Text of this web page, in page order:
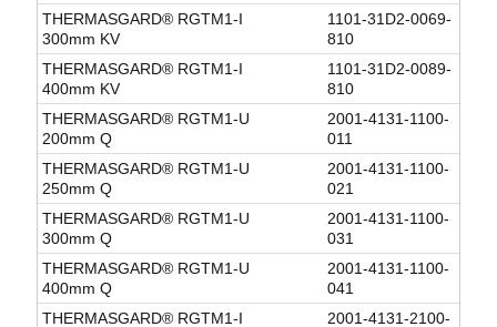
THERMASGARD® RGTM1-I
300mm KV
1101-31D2-0069-
810
THERMASGARD® RGTM1-I
400mm KV
1101-31D2-0089-
810
THERMASGARD® RGTM1-U
200mm Q
2001-4131-1100-
011
THERMASGARD® RGTM1-U
250mm Q
2001-4131-1100-
021
THERMASGARD® RGTM1-U
300mm Q
2001-4131-1100-
031
THERMASGARD® RGTM1-U
400mm Q
2001-4131-1100-
041
THERMASGARD® RGTM1-I
2001-4131-2100-